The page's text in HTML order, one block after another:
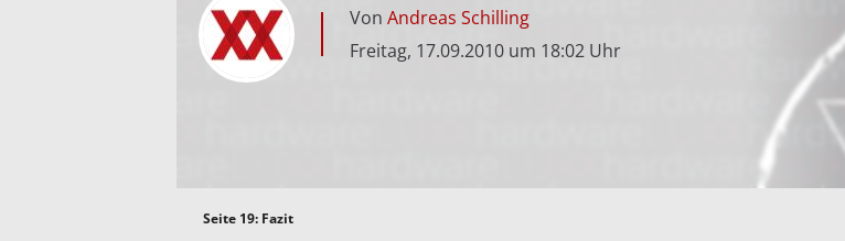
Von Andreas Schilling
Freitag, 17.09.2010 um 18:02 Uhr
Seite 19: Fazit